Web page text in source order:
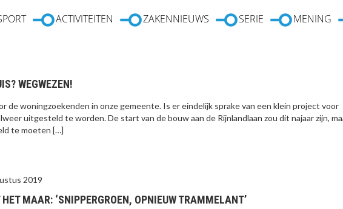
ACTIVITEITEN ZAKENNIEUWS SERIE MENING
WEGWEZEN!
de woningzoekenden in onze gemeente. Is er eindelijk sprake van een klein project voor
uitgesteld te worden. De start van de bouw aan de Rijnlandlaan zou dit najaar zijn,
te moeten […]
2019
HET MAAR: ‘SNIPPERGROEN, OPNIEUW TRAMMELANT’